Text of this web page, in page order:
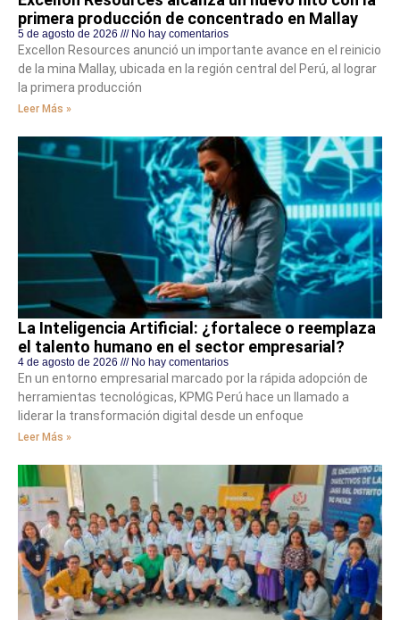
primera producción de concentrado en Mallay
5 de agosto de 2026 No hay comentarios
Excellon Resources anunció un importante avance en el reinicio
de la mina Mallay, ubicada en la región central del Perú, al lograr
la primera producción
Leer Más »
La Inteligencia Artificial: ¿fortalece o reemplaza
el talento humano en el sector empresarial?
4 de agosto de 2026 No hay comentarios
En un entorno empresarial marcado por la rápida adopción de
herramientas tecnológicas, KPMG Perú hace un llamado a
liderar la transformación digital desde un enfoque
Leer Más »